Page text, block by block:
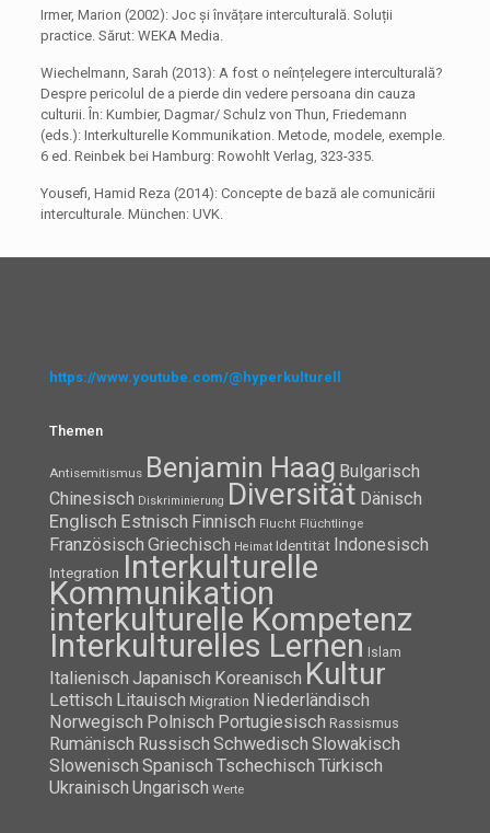
Irmer, Marion (2002): Joc și învățare interculturală. Soluții
practice. Sărut: WEKA Media.
Wiechelmann, Sarah (2013): A fost o neînțelegere interculturală?
Despre pericolul de a pierde din vedere persoana din cauza
culturii. În: Kumbier, Dagmar/ Schulz von Thun, Friedemann
(eds.): Interkulturelle Kommunikation. Metode, modele, exemple.
6 ed. Reinbek bei Hamburg: Rowohlt Verlag, 323-335.
Yousefi, Hamid Reza (2014): Concepte de bază ale comunicării
interculturale. München: UVK.
https://www.youtube.com/@hyperkulturell
Themen
Antisemitismus Benjamin Haag Bulgarisch
Chinesisch Diskriminierung Diversität Dänisch
Englisch Estnisch Finnisch Flucht Flüchtlinge
Französisch Griechisch Heimat Identität Indonesisch
Integration Interkulturelle
Kommunikation
interkulturelle Kompetenz
Interkulturelles Lernen Islam
Italienisch Japanisch Koreanisch Kultur
Lettisch Litauisch Migration Niederländisch
Norwegisch Polnisch Portugiesisch Rassismus
Rumänisch Russisch Schwedisch Slowakisch
Slowenisch Spanisch Tschechisch Türkisch
Ukrainisch Ungarisch Werte